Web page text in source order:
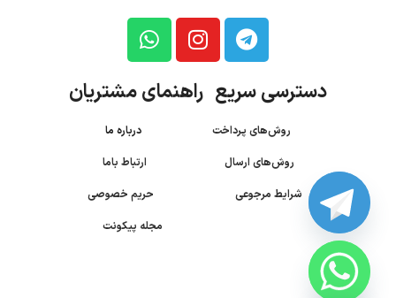
دسترسی سریع راهنمای مشتریان
روش‌های پرداخت درباره ما
روش‌های ارسال
ارتباط باما
شرایط مرجوعی
حریم خصوصی
مجله پیکونت
CHATY